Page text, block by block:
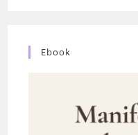
Ebook